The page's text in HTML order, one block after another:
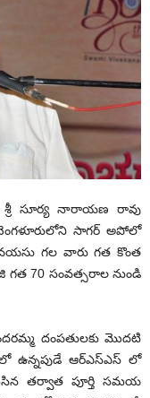
శ్రీ సూర్య నారాయణ రావు
బెంగళూరులోని సాగర్ అపోలో
గల వారు గత కొంత
70 సంవత్సరాల నుండి
దంపతులకు మొదటి
ఉన్నపుడే ఆర్ఎస్ఎస్ లో
తర్వాత పూర్తి సమయ